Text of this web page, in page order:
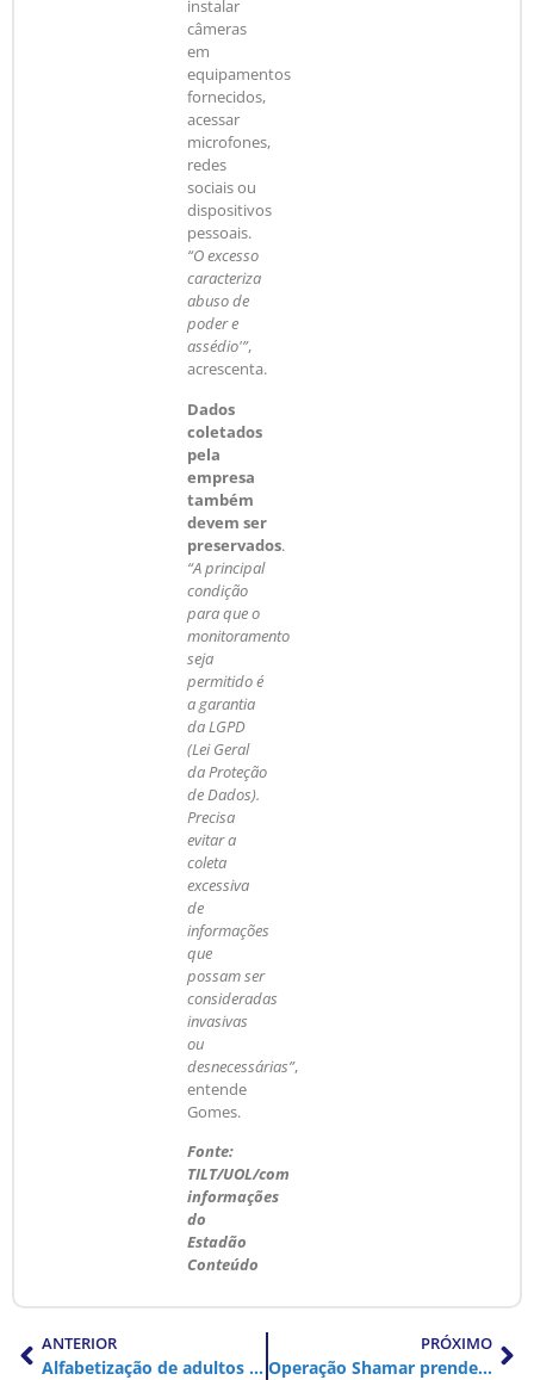
instalar
câmeras
em
equipamentos
fornecidos,
acessar
microfones,
redes
sociais ou
dispositivos
pessoais.
“O excesso
caracteriza
abuso de
poder e
assédio'”,
acrescenta.
Dados
coletados
pela
empresa
também
devem ser
preservados.
“A principal
condição
para que o
monitoramento
seja
permitido é
a garantia
da LGPD
(Lei Geral
da Proteção
de Dados).
Precisa
evitar a
coleta
excessiva
de
informações
que
possam ser
consideradas
invasivas
ou
desnecessárias”,
entende
Gomes.
Fonte:
TILT/UOL/com
informações
do
Estadão
Conteúdo
ANTERIOR
Alfabetização de adultos pode aumentar renda em até 16%, aponta estudo
PRÓXIMO
Operação Shamar prende mais de 12 mil por violência doméstica no país